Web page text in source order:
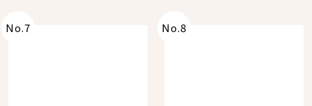
No.7 No.8